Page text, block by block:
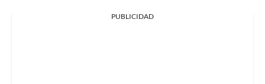
PUBLICIDAD